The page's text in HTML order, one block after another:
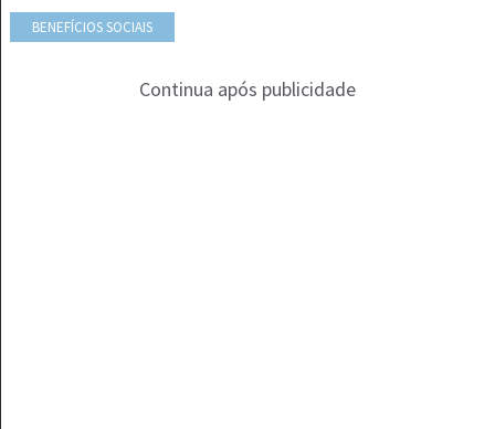
BENEFÍCIOS SOCIAIS
Continua após publicidade